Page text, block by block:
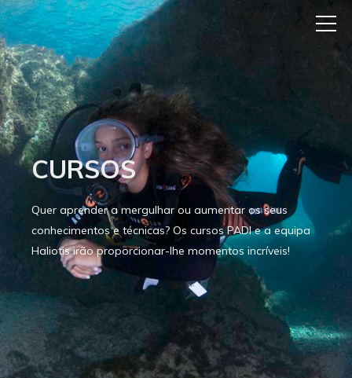
CURSOS
Quer aprender a mergulhar ou aumentar os seus
conhecimentos e técnicas? Os cursos PADI e a equipa
Haliotis irão proporcionar-lhe momentos incríveis!